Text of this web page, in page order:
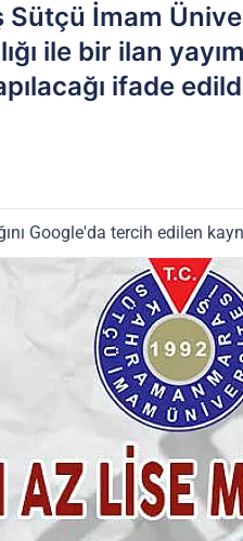
İmam
ile bir ilan
ifade
Google'da tercih edilen